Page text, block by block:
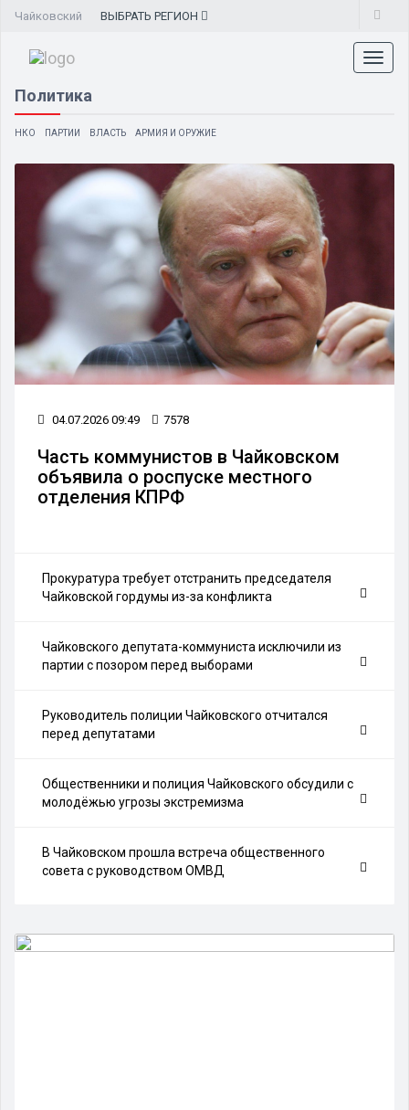
Чайковский ВЫБРАТЬ РЕГИОН
Политика
НКО ПАРТИИ ВЛАСТЬ АРМИЯ И ОРУЖИЕ
04.07.2026 09:49 7578
Часть коммунистов в Чайковском
объявила о роспуске местного
отделения КПРФ
Прокуратура требует отстранить председателя
Чайковской гордумы из-за конфликта
Чайковского депутата-коммуниста исключили из
партии с позором перед выборами
Руководитель полиции Чайковского отчитался
перед депутатами
Общественники и полиция Чайковского обсудили с
молодёжью угрозы экстремизма
В Чайковском прошла встреча общественного
совета с руководством ОМВД